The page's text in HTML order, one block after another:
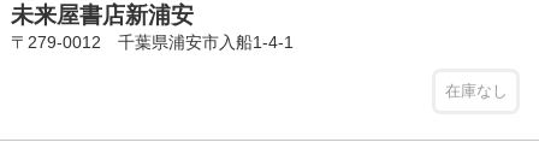
未来屋書店新浦安
〒279-0012 千葉県浦安市入船1-4-1
在庫なし